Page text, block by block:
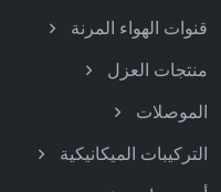
قنوات الهواء المرنة
منتجات العزل
الموصلات
التركيبات الميكانيكية